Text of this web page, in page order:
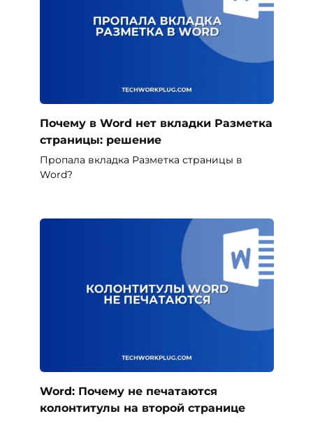
Почему в Word нет вкладки Разметка
страницы: решение
Пропала вкладка Разметка страницы в
Word?
Word: Почему не печатаются
колонтитулы на второй странице